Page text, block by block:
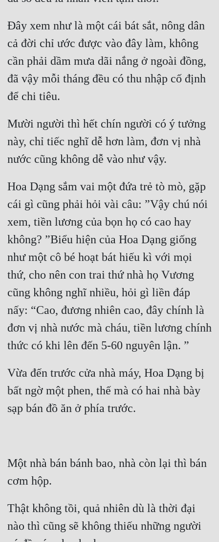
Đây xem như là một cái bát sắt, nông dân
cả đời chỉ ước được vào đây làm, không
cần phải dầm mưa dãi nắng ở ngoài đồng,
đã vậy mỗi tháng đều có thu nhập cố định
để chi tiêu.
Mười người thì hết chín người có ý tưởng
này, chỉ tiếc nghĩ dễ hơn làm, đơn vị nhà
nước cũng không dễ vào như vậy.
Hoa Dạng sắm vai một đứa trẻ tò mò, gặp
cái gì cũng phải hỏi vài câu: ”Vậy chú nói
xem, tiền lương của bọn họ có cao hay
không? ”Biểu hiện của Hoa Dạng giống
như một cô bé hoạt bát hiếu kì với mọi
thứ, cho nên con trai thứ nhà họ Vương
cũng không nghĩ nhiều, hỏi gì liền đáp
nấy: “Cao, đương nhiên cao, đây chính là
đơn vị nhà nước mà cháu, tiền lương chính
thức có khi lên đến 5-60 nguyên lận. ”
Vừa đến trước cửa nhà máy, Hoa Dạng bị
bất ngờ một phen, thế mà có hai nhà bày
sạp bán đồ ăn ở phía trước.
Một nhà bán bánh bao, nhà còn lại thì bán
cơm hộp.
Thật không tồi, quả nhiên dù là thời đại
nào thì cũng sẽ không thiếu những người